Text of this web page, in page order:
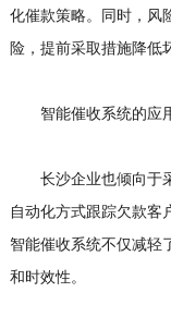
化催款策略。同时，风
险，提前采取措施降低
智能催收系统的应
长沙企业也倾向于采
自动化方式跟踪欠款客
智能催收系统不仅减轻
和时效性。